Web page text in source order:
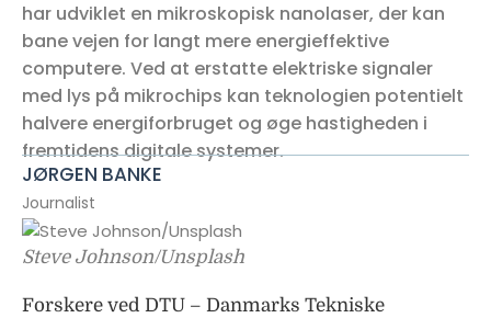
har udviklet en mikroskopisk nanolaser, der kan
bane vejen for langt mere energieffektive
computere. Ved at erstatte elektriske signaler
med lys på mikrochips kan teknologien potentielt
halvere energiforbruget og øge hastigheden i
fremtidens digitale systemer.
JØRGEN BANKE
Journalist
Steve Johnson/Unsplash
Forskere ved DTU – Danmarks Tekniske